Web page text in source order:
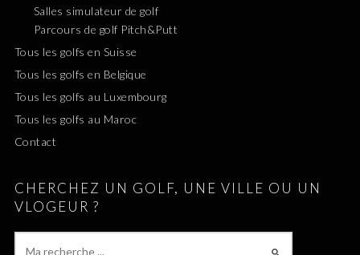
Salles simulateur de golf
Parcours de golf Pitch&Putt
Tous les golfs en Suisse
Tous les golfs en Belgique
Tous les golfs au Luxembourg
Tous les golfs au Maroc
Contact
CHERCHEZ UN GOLF, UNE VILLE OU UN
VLOGEUR ?